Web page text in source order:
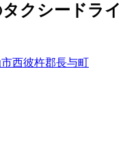
タクシー ドライ
西彼杵郡長与町